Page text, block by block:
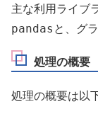
主な利用ライブ
pandas と、グ
処理の概要
処理の概要は以